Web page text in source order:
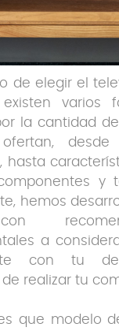
de elegir el
varios
la cantidad
desde
hasta
y
hemos
a
con tu
realizar tu
que modelo